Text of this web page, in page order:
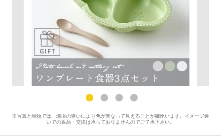
※写真と現物では、環境の違いにより色が異なって見えることが御座います。イメージ違
いでの返品・交換は承っておりませんのでご了承下さい。